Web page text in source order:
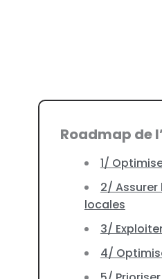
Roadmap de
1/
2/
locales
3/
4/